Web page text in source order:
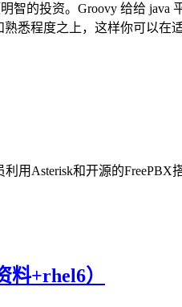
智的投资。Groovy 给给
悉程度之上，这样你可以在
用Asterisk和开源的
+rhel6）